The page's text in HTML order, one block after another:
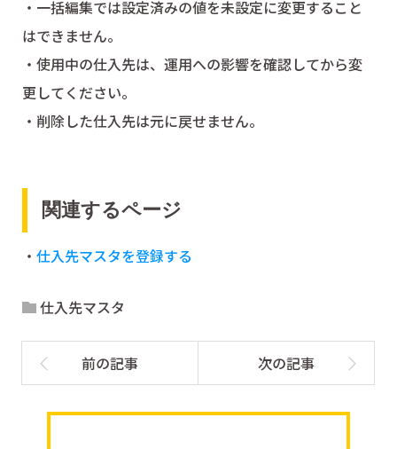
・一括編集では設定済みの値を未設定に変更すること
はできません。
・使用中の仕入先は、運用への影響を確認してから変
更してください。
・削除した仕入先は元に戻せません。
関連するページ
・ 仕入先マスタを登録する
仕入先マスタ